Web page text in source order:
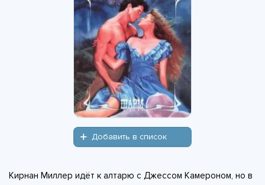
Добавить в список
Кирнан Миллер идёт к алтарю с Джессом Камероном, но в